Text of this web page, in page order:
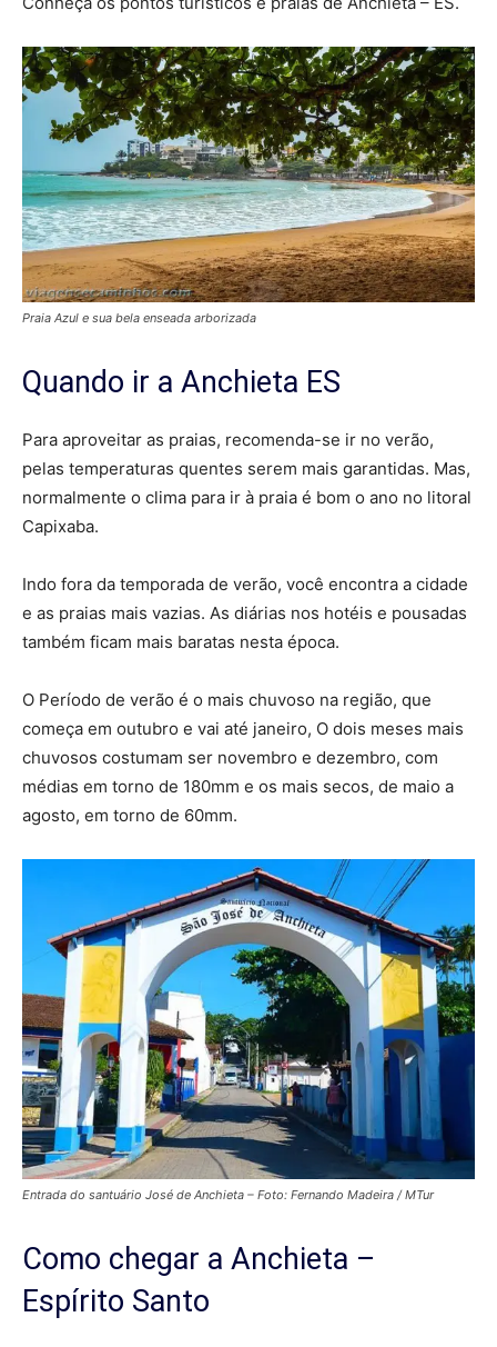
Praia Azul e sua bela enseada arborizada
Quando ir a Anchieta ES
Para aproveitar as praias, recomenda-se ir no verão,
pelas temperaturas quentes serem mais garantidas. Mas,
normalmente o clima para ir à praia é bom o ano no litoral
Capixaba.
Indo fora da temporada de verão, você encontra a cidade
e as praias mais vazias. As diárias nos hotéis e pousadas
também ficam mais baratas nesta época.
O Período de verão é o mais chuvoso na região, que
começa em outubro e vai até janeiro, O dois meses mais
chuvosos costumam ser novembro e dezembro, com
médias em torno de 180mm e os mais secos, de maio a
agosto, em torno de 60mm.
Entrada do santuário José de Anchieta – Foto: Fernando Madeira / MTur
Como chegar a Anchieta –
Espírito Santo